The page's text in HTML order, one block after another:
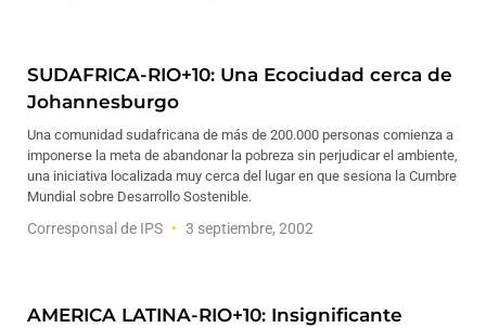
SUDAFRICA-RIO+10: Una Ecociudad cerca de
Johannesburgo
Una comunidad sudafricana de más de 200.000 personas comienza a
imponerse la meta de abandonar la pobreza sin perjudicar el ambiente,
una iniciativa localizada muy cerca del lugar en que sesiona la Cumbre
Mundial sobre Desarrollo Sostenible.
Corresponsal de IPS 3 septiembre, 2002
AMERICA LATINA-RIO+10: Insignificante